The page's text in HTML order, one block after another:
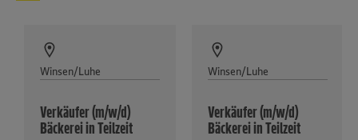
Winsen/Luhe
Verkäufer (m/w/d)
Bäckerei in Teilzeit
Winsen/Luhe
Verkäufer (m/w/d)
Bäckerei in Teilzeit